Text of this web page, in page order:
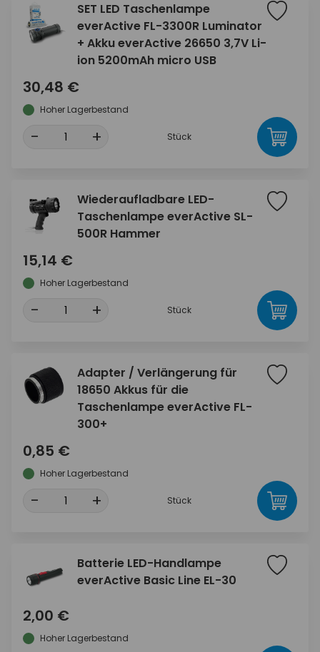
SET LED Taschenlampe
everActive FL-3300R Luminator
+ Akku everActive 26650 3,7V Li-
ion 5200mAh micro USB
30,48 €
Hoher Lagerbestand
- + Stück
Wiederaufladbare LED-
Taschenlampe everActive SL-
500R Hammer
15,14 €
Hoher Lagerbestand
- + Stück
Adapter / Verlängerung für
18650 Akkus für die
Taschenlampe everActive FL-
300+
0,85 €
Hoher Lagerbestand
- + Stück
Batterie LED-Handlampe
everActive Basic Line EL-30
2,00 €
Hoher Lagerbestand